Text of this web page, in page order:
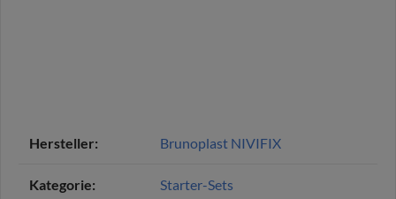
Hersteller: Brunoplast NIVIFIX
Kategorie: Starter-Sets